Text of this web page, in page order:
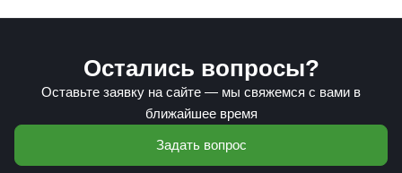
Остались вопросы?
Оставьте заявку на сайте — мы свяжемся с вами в
ближайшее время
Задать вопрос